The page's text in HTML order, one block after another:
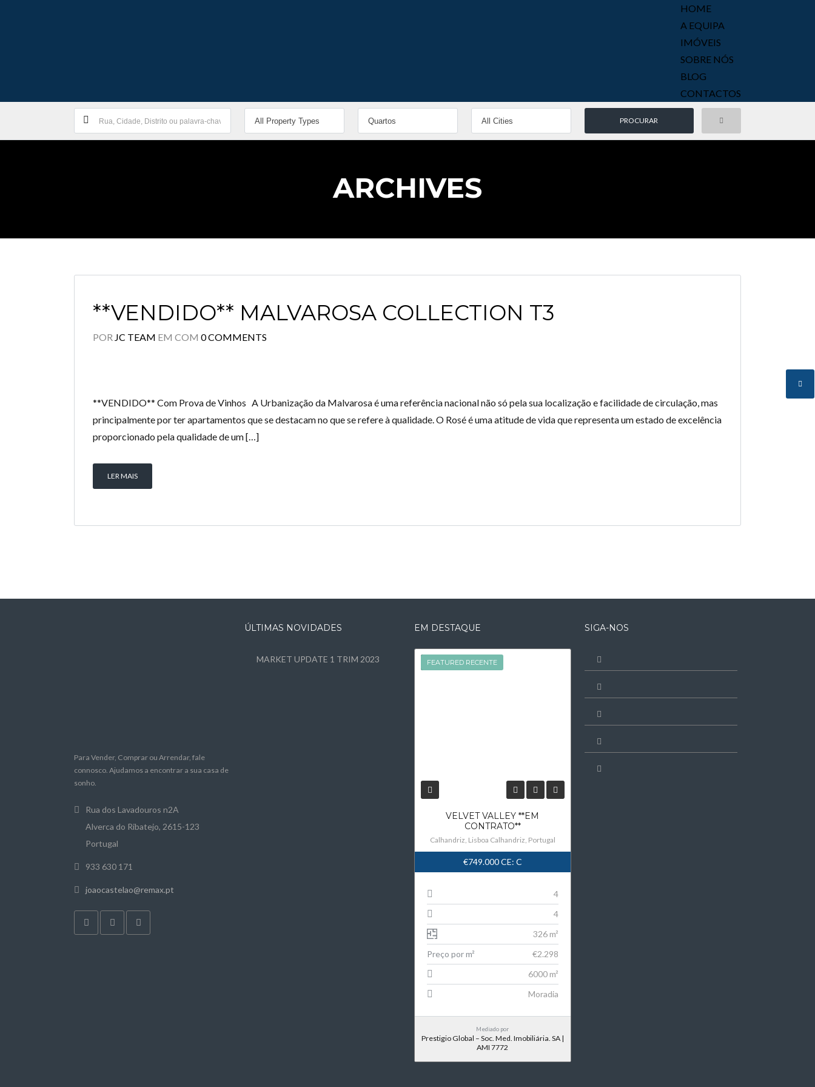
Username
HOME
A EQUIPA
IMÓVEIS
SOBRE NÓS
BLOG
CONTACTOS
ARCHIVES
**VENDIDO** MALVAROSA COLLECTION T3
POR JC TEAM EM COM 0 COMMENTS
**VENDIDO** Com Prova de Vinhos A Urbanização da Malvarosa é uma referência nacional não só pela sua localização e facilidade de circulação, mas
principalmente por ter apartamentos que se destacam no que se refere à qualidade. O Rosé é uma atitude de vida que representa um estado de excelência
proporcionado pela qualidade de um […]
LER MAIS
Para Vender, Comprar ou Arrendar, fale
connosco. Ajudamos a encontrar a sua casa de
sonho.
Rua dos Lavadouros n2A
Alverca do Ribatejo, 2615-123
Portugal
933 630 171
joaocastelao@remax.pt
ÚLTIMAS NOVIDADES
MARKET UPDATE 1 TRIM 2023
EM DESTAQUE
FEATURED
FEATURED RECENTE
VELVET VALLEY **EM
CONTRATO**
Calhandriz, Lisboa Calhandriz, Portugal
€749.000CE: C
4
4
326 m²
Preço por m²
€2.298
6000 m²
Moradia
Mediado por
Prestigio Global – Soc. Med. Imobiliária. SA |
AMI 7772
SIGA-NOS